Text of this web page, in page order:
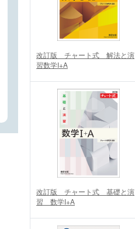
改訂版 チャート式 解法と演
習数学I+A
改訂版 チャート式 基礎と演
習 数学I+A